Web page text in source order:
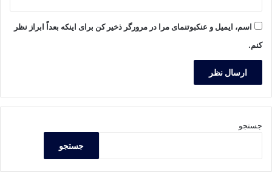
اسم، ایمیل و عنکبوتنمای مرا در مرورگر ذخیر کن برای اینکه بعداً ابراز نظر
کنم.
جستجو
جستجو